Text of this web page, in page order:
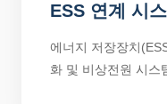
ESS 연계 시
에너지 저장장치
화 및 비상전원 시스